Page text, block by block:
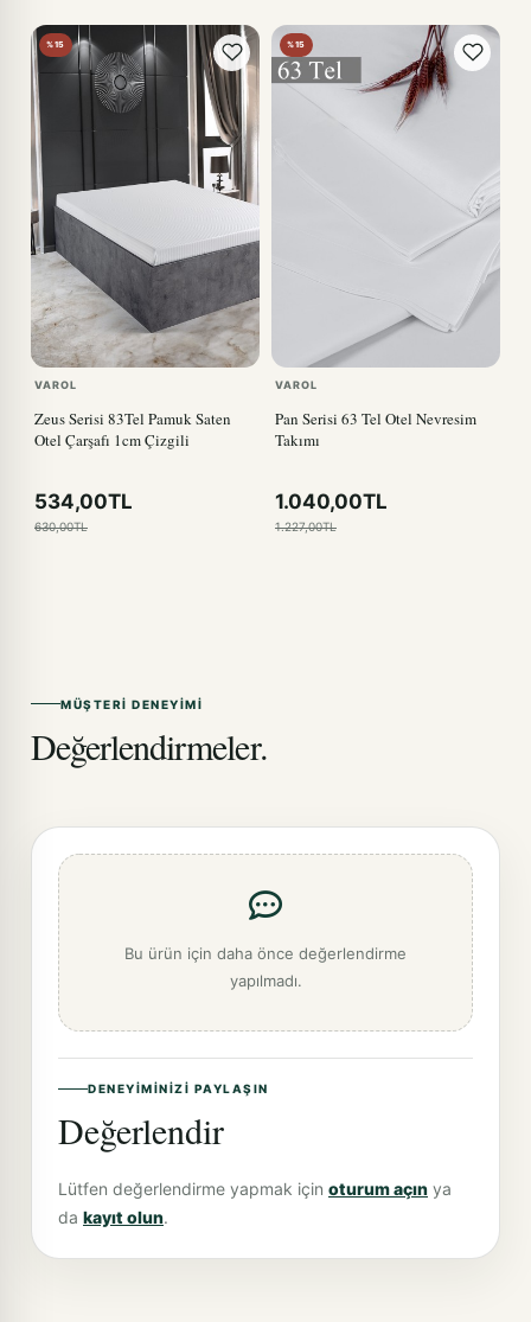
%15
VAROL
Zeus Serisi 83Tel Pamuk Saten
Otel Çarşafı 1cm Çizgili
534,00TL
630,00TL
%15
VAROL
Pan Serisi 63 Tel Otel Nevresim
Takımı
1.040,00TL
1.227,00TL
MÜŞTERI DENEYIMI
Değerlendirmeler.
Bu ürün için daha önce değerlendirme
yapılmadı.
DENEYIMINIZI PAYLAŞIN
Değerlendir
Lütfen değerlendirme yapmak için oturum açın ya
da kayıt olun.